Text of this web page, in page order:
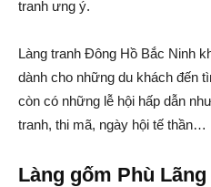
tranh ưng ý.
Làng tranh Đông Hồ Bắc Ninh
dành cho những du khách đến
còn có những lễ hội hấp dẫn
tranh, thi mã, ngày hội tế thần…
Làng gốm Phù Lãng